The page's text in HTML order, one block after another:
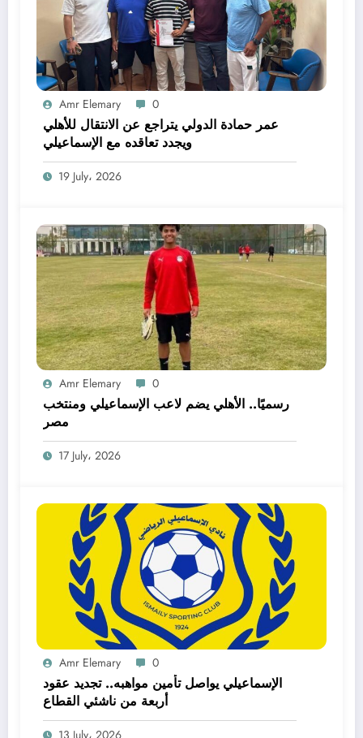
Amr Elemary 0
عمر حمادة الدولي يتراجع عن الانتقال للأهلي
ويجدد تعاقده مع الإسماعيلي
19 July، 2026
Amr Elemary 0
رسميًا.. الأهلي يضم لاعب الإسماعيلي ومنتخب
مصر
17 July، 2026
Amr Elemary 0
الإسماعيلي يواصل تأمين مواهبه.. تجديد عقود
أربعة من ناشئي القطاع
13 July، 2026